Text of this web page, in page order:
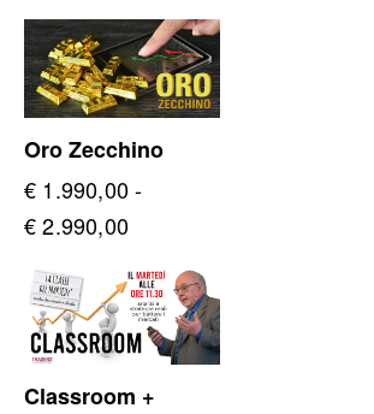
Oro Zecchino
€ 1.990,00 -
€2.990,00Fascia
prezzo:
da
€ 1.990,00
a
Classroom +